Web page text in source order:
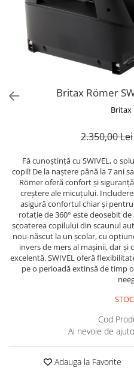
Britax Römer
Britax
2.350,00 Lei
Fă cunoștință cu SWIVEL, o
copil! De la naștere până la 7 ani
Römer oferă confort și
creștere ale micuțului.
asigură confortul chiar și
rotație de 360° este deosebit
scoaterea copilului din scaunul
nou-născut la un școlar, cu
invers de mers al mașinii, dar și
excelentă. SWIVEL oferă
pe o perioadă extinsă de timp
Cod
Ai nevoie de
Adauga la Favorite